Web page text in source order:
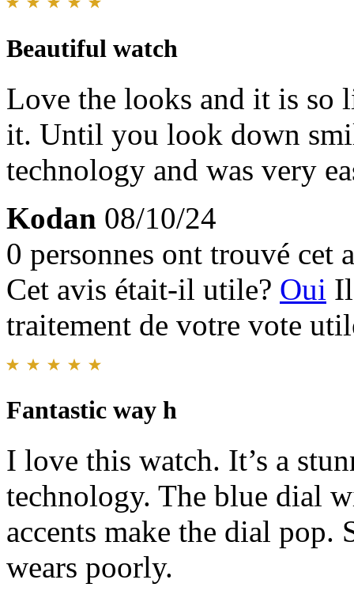
Beautiful watch
Love the looks and it is so
it. Until you look down
technology and was very
Kodan 08/10/24
0 personnes ont trouvé cet
Cet avis était-il utile? Oui
traitement de votre vote
Fantastic way h
I love this watch. It’s a
technology. The blue dial
accents make the dial pop.
wears poorly.